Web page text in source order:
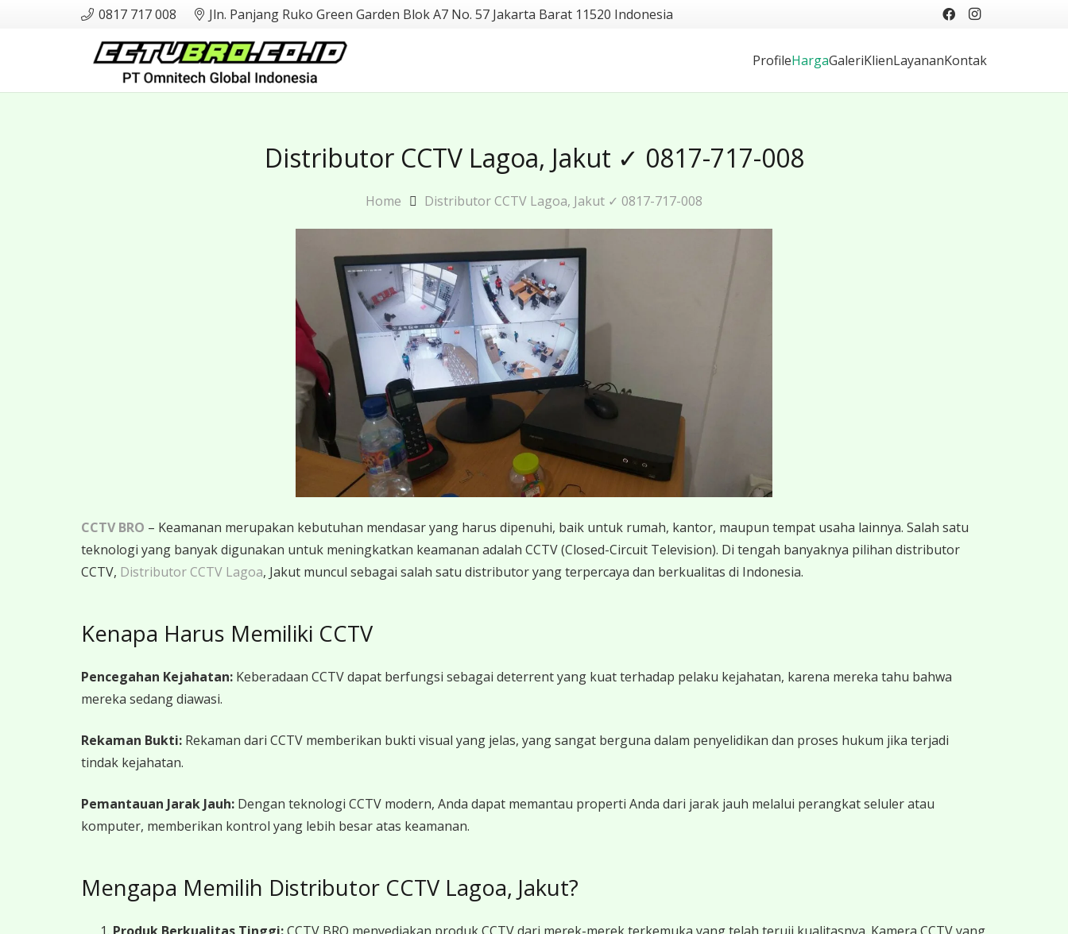
0817 717 008 Jln. Panjang Ruko Green Garden Blok A7 No. 57 Jakarta Barat 11520 Indonesia
ProfileHargaGaleriKlienLayananKontak
Distributor CCTV Lagoa, Jakut ✓ 0817-717-008
Home Distributor CCTV Lagoa, Jakut ✓ 0817-717-008
CCTV BRO – Keamanan merupakan kebutuhan mendasar yang harus dipenuhi, baik untuk rumah, kantor, maupun tempat usaha lainnya. Salah satu
teknologi yang banyak digunakan untuk meningkatkan keamanan adalah CCTV (Closed-Circuit Television). Di tengah banyaknya pilihan distributor
CCTV, Distributor CCTV Lagoa, Jakut muncul sebagai salah satu distributor yang terpercaya dan berkualitas di Indonesia.
Kenapa Harus Memiliki CCTV
Pencegahan Kejahatan: Keberadaan CCTV dapat berfungsi sebagai deterrent yang kuat terhadap pelaku kejahatan, karena mereka tahu bahwa
mereka sedang diawasi.
Rekaman Bukti: Rekaman dari CCTV memberikan bukti visual yang jelas, yang sangat berguna dalam penyelidikan dan proses hukum jika terjadi
tindak kejahatan.
Pemantauan Jarak Jauh: Dengan teknologi CCTV modern, Anda dapat memantau properti Anda dari jarak jauh melalui perangkat seluler atau
komputer, memberikan kontrol yang lebih besar atas keamanan.
Mengapa Memilih Distributor CCTV Lagoa, Jakut?
Produk Berkualitas Tinggi:CCTV BRO menyediakan produk CCTV dari merek-merek terkemuka yang telah teruji kualitasnya. Kamera CCTV yang